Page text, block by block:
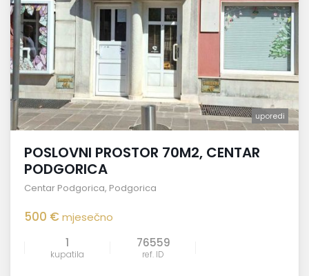
uporedi
POSLOVNI PROSTOR 70M2, CENTAR
PODGORICA
Centar Podgorica, Podgorica
500 €mjesečno
1
kupatila
76559
ref. ID